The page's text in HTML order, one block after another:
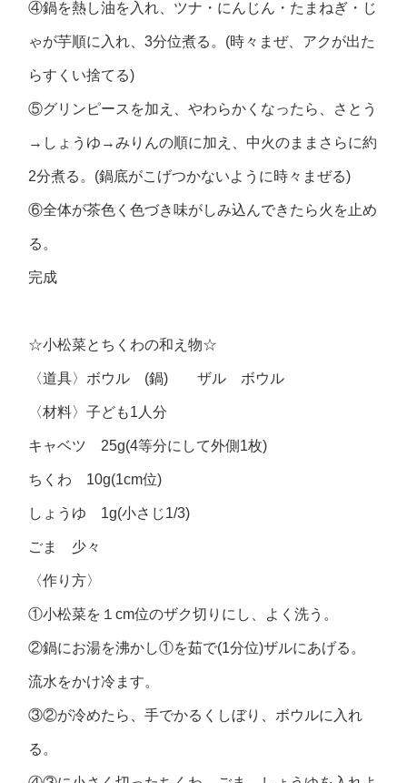
④鍋を熱し油を入れ、ツナ・にんじん・たまねぎ・じ
ゃが芋順に入れ、3分位煮る。(時々まぜ、アクが出た
らすくい捨てる)
⑤グリンピースを加え、やわらかくなったら、さとう
→しょうゆ→みりんの順に加え、中火のままさらに約
2分煮る。(鍋底がこげつかないように時々まぜる)
⑥全体が茶色く色づき味がしみ込んできたら火を止め
る。
完成
☆小松菜とちくわの和え物☆
〈道具〉ボウル (鍋) ザル ボウル
〈材料〉子ども1人分
キャベツ 25g(4等分にして外側1枚)
ちくわ 10g(1cm位)
しょうゆ 1g(小さじ1/3)
ごま 少々
〈作り方〉
①小松菜を１cm位のザク切りにし、よく洗う。
②鍋にお湯を沸かし①を茹で(1分位)ザルにあげる。
流水をかけ冷ます。
③②が冷めたら、手でかるくしぼり、ボウルに入れ
る。